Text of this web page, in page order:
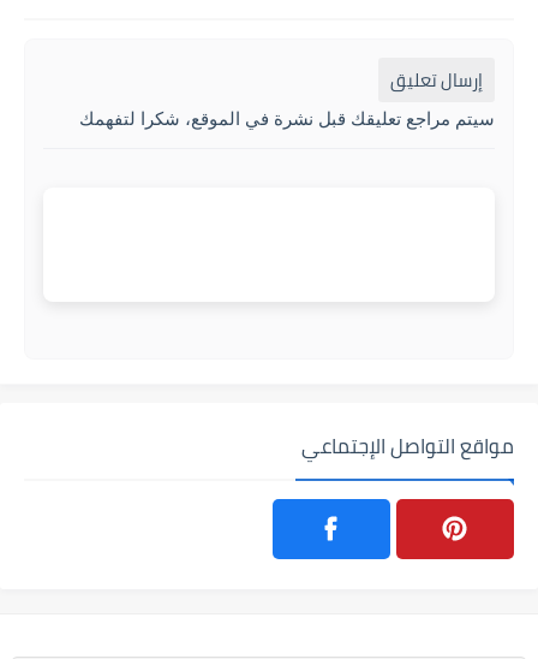
إرسال تعليق
سيتم مراجع تعليقك قبل نشرة في الموقع، شكرا لتفهمك
مواقع التواصل الإجتماعي